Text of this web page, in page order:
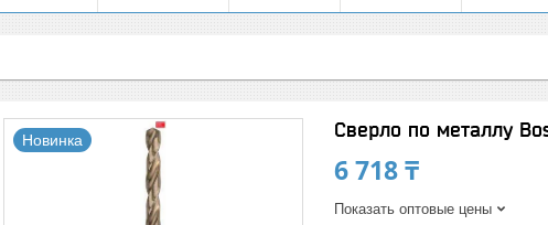
Новинка Сверло по металлу
6 718 ₸
Показать оптовые цены